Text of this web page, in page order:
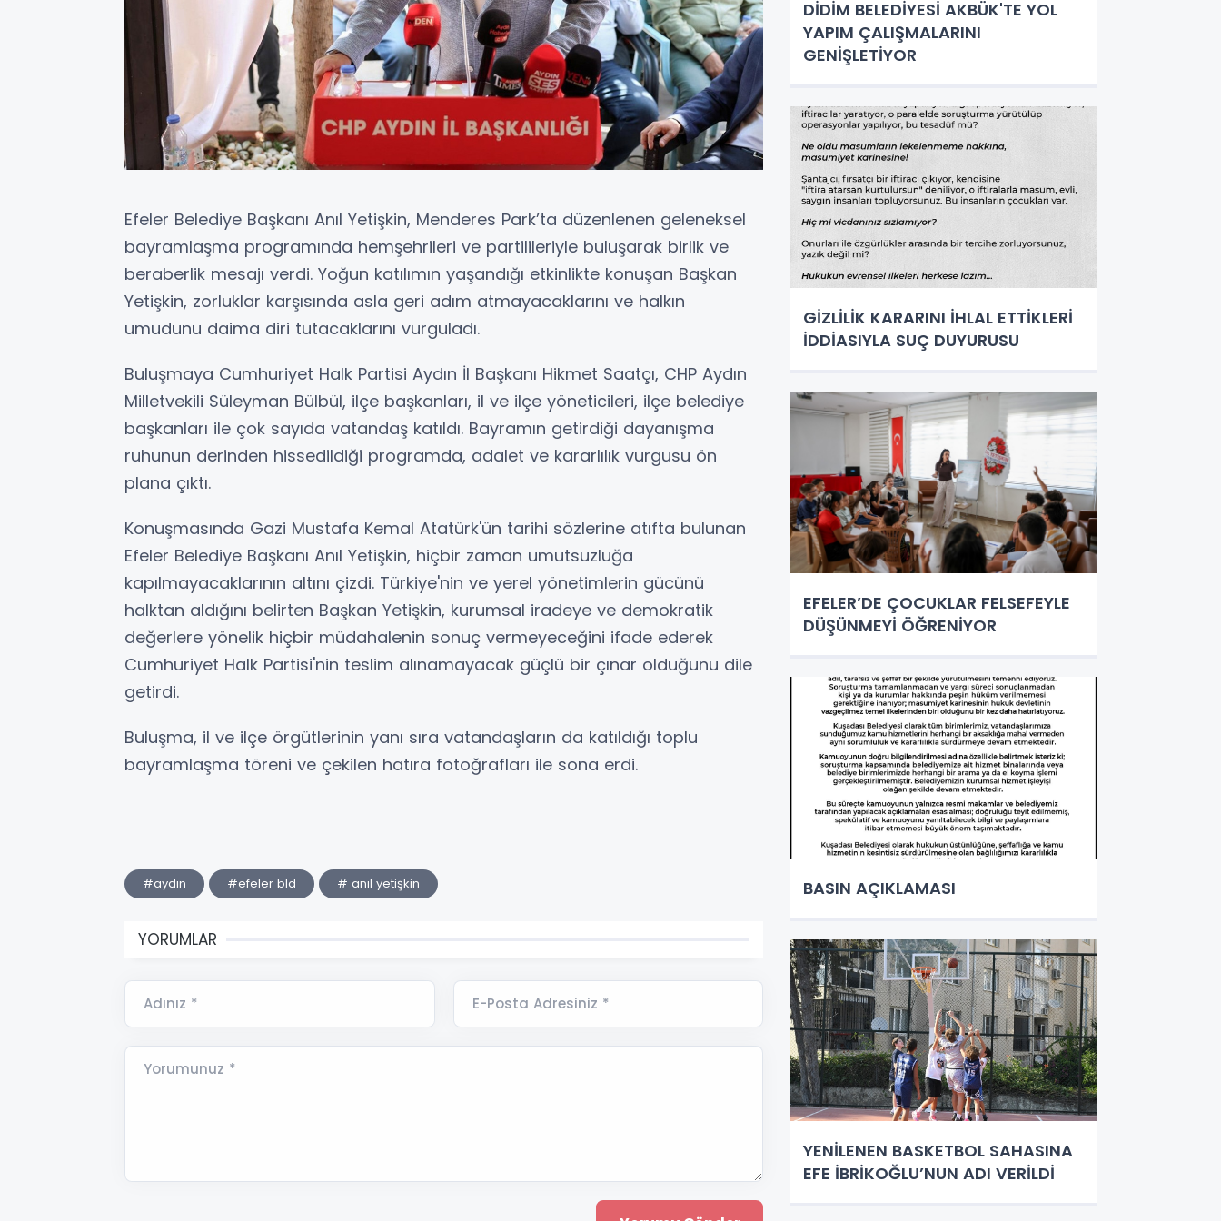
Efeler Belediye Başkanı Anıl Yetişkin, Menderes Park’ta düzenlenen geleneksel
bayramlaşma programında hemşehrileri ve partilileriyle buluşarak birlik ve
beraberlik mesajı verdi. Yoğun katılımın yaşandığı etkinlikte konuşan Başkan
Yetişkin, zorluklar karşısında asla geri adım atmayacaklarını ve halkın
umudunu daima diri tutacaklarını vurguladı.
Buluşmaya Cumhuriyet Halk Partisi Aydın İl Başkanı Hikmet Saatçı, CHP Aydın
Milletvekili Süleyman Bülbül, ilçe başkanları, il ve ilçe yöneticileri, ilçe belediye
başkanları ile çok sayıda vatandaş katıldı. Bayramın getirdiği dayanışma
ruhunun derinden hissedildiği programda, adalet ve kararlılık vurgusu ön
plana çıktı.
Konuşmasında Gazi Mustafa Kemal Atatürk'ün tarihi sözlerine atıfta bulunan
Efeler Belediye Başkanı Anıl Yetişkin, hiçbir zaman umutsuzluğa
kapılmayacaklarının altını çizdi. Türkiye'nin ve yerel yönetimlerin gücünü
halktan aldığını belirten Başkan Yetişkin, kurumsal iradeye ve demokratik
değerlere yönelik hiçbir müdahalenin sonuç vermeyeceğini ifade ederek
Cumhuriyet Halk Partisi'nin teslim alınamayacak güçlü bir çınar olduğunu dile
getirdi.
Buluşma, il ve ilçe örgütlerinin yanı sıra vatandaşların da katıldığı toplu
bayramlaşma töreni ve çekilen hatıra fotoğrafları ile sona erdi.
#aydın #efeler bld # anıl yetişkin
YORUMLAR
Adınız * E-Posta Adresiniz *
Yorumunuz *
DİDİM BELEDİYESİ AKBÜK'TE YOL
YAPIM ÇALIŞMALARINI
GENİŞLETİYOR
GİZLİLİK KARARINI İHLAL ETTİKLERİ
İDDİASIYLA SUÇ DUYURUSU
EFELER’DE ÇOCUKLAR FELSEFEYLE
DÜŞÜNMEYİ ÖĞRENİYOR
BASIN AÇIKLAMASI
YENİLENEN BASKETBOL SAHASINA
EFE İBRİKOĞLU’NUN ADI VERİLDİ